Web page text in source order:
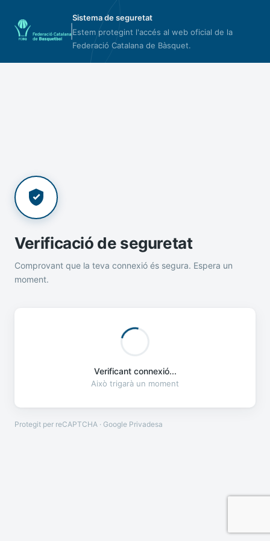
Sistema de seguretat
Estem protegint l'accés al web oficial de la
Federació Catalana de Bàsquet.
Verificació de seguretat
Comprovant que la teva connexió és segura. Espera un
moment.
Verificant connexió...
Això trigarà un moment
Protegit per reCAPTCHA · Google Privadesa